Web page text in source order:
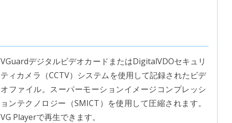
VGuardデジタルビデオカードまたはDigitalVDOセキュリ
ティカメラ（CCTV）システムを使用して記録されたビデ
オファイル。スーパーモーションイメージコンプレッシ
ョンテクノロジー（SMICT）を使用して圧縮されます。
VG Playerで再生できます。